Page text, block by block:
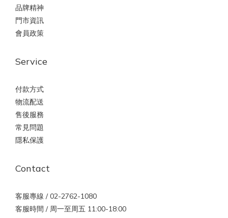
品牌精神
門市資訊
會員政策
Service
付款方式
物流配送
售後服務
常見問題
隱私保護
Contact
客服專線 / 02-2762-1080
客服時間 / 周一至周五 11:00-18:00